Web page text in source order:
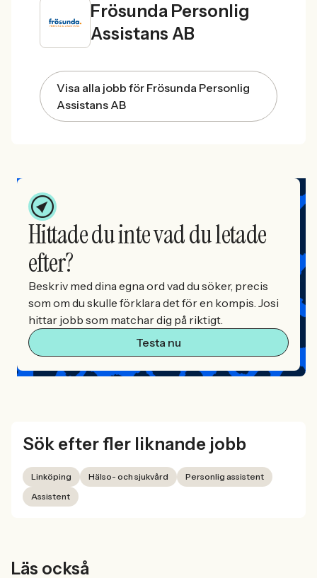
Frösunda Personlig
Assistans AB
Visa alla jobb för Frösunda Personlig
Assistans AB
Hittade du inte vad du letade
efter?
Beskriv med dina egna ord vad du söker, precis
som om du skulle förklara det för en kompis. Josi
hittar jobb som matchar dig på riktigt.
Testa nu
Sök efter fler liknande jobb
Linköping Hälso- och sjukvård
Personlig assistent
Assistent
Läs också